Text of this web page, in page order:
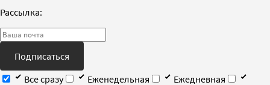
Рассылка:
Подписаться
Все сразу
Еженедельная
Ежедневная